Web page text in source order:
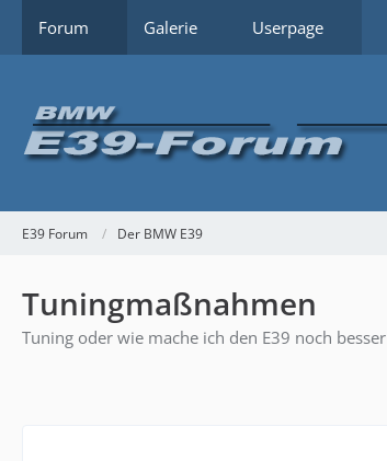
Forum Galerie Userpage
E39 Forum Der BMW E39
Tuningmaßnahmen
Tuning oder wie mache ich den E39 noch besser